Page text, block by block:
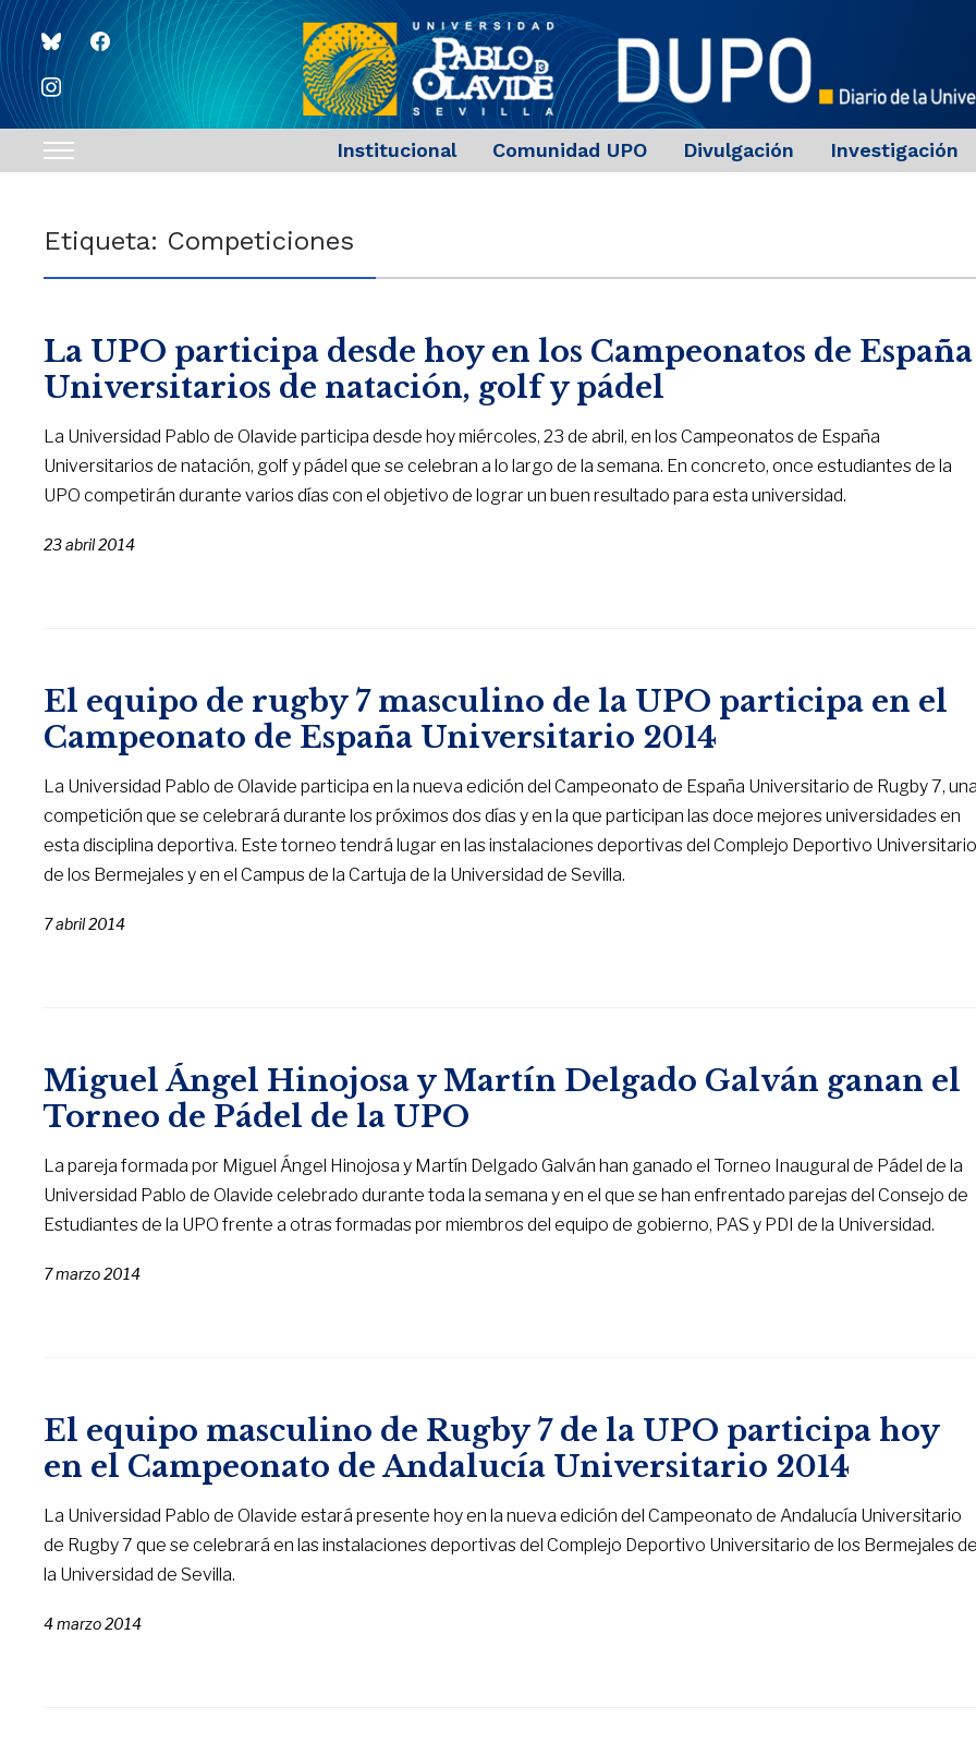
blueskyfacebook
instagram
Toggle
navigation
Institucional Comunidad UPO Divulgación Investigación
Etiqueta: Competiciones
La UPO participa desde hoy en los Campeonatos de España
Universitarios de natación, golf y pádel
La Universidad Pablo de Olavide participa desde hoy miércoles, 23 de abril, en los Campeonatos de España
Universitarios de natación, golf y pádel que se celebran a lo largo de la semana. En concreto, once estudiantes de la
UPO competirán durante varios días con el objetivo de lograr un buen resultado para esta universidad.
23 abril 2014
El equipo de rugby 7 masculino de la UPO participa en el
Campeonato de España Universitario 2014
La Universidad Pablo de Olavide participa en la nueva edición del Campeonato de España Universitario de Rugby 7,
competición que se celebrará durante los próximos dos días y en la que participan las doce mejores universidades en
esta disciplina deportiva. Este torneo tendrá lugar en las instalaciones deportivas del Complejo Deportivo
de los Bermejales y en el Campus de la Cartuja de la Universidad de Sevilla.
7 abril 2014
Miguel Ángel Hinojosa y Martín Delgado Galván ganan el
Torneo de Pádel de la UPO
La pareja formada por Miguel Ángel Hinojosa y Martín Delgado Galván han ganado el Torneo Inaugural de Pádel de la
Universidad Pablo de Olavide celebrado durante toda la semana y en el que se han enfrentado parejas del Consejo de
Estudiantes de la UPO frente a otras formadas por miembros del equipo de gobierno, PAS y PDI de la Universidad.
7 marzo 2014
El equipo masculino de Rugby 7 de la UPO participa hoy
en el Campeonato de Andalucía Universitario 2014
La Universidad Pablo de Olavide estará presente hoy en la nueva edición del Campeonato de Andalucía Universitario
de Rugby 7 que se celebrará en las instalaciones deportivas del Complejo Deportivo Universitario de los Bermejales
la Universidad de Sevilla.
4 marzo 2014